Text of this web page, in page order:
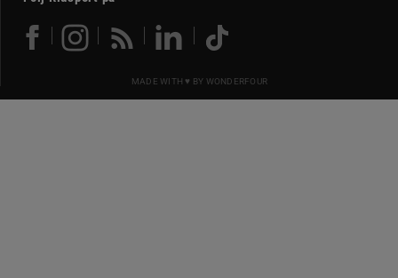
MADE WITH ♥ BY WONDERFOUR